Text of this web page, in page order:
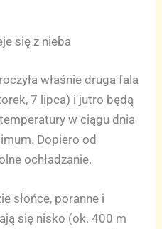
się z nieba
właśnie druga fala
7 lipca) i jutro będą
w ciągu dnia
Dopiero od
ochładzanie.
słońce, poranne i
się nisko (ok. 400 m